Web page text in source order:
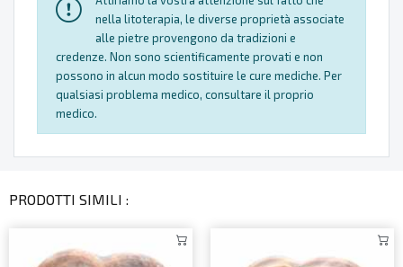
nella litoterapia, le diverse proprietà associate
alle pietre provengono da tradizioni e
credenze. Non sono scientificamente provati e non
possono in alcun modo sostituire le cure mediche. Per
qualsiasi problema medico, consultare il proprio
medico.
PRODOTTI SIMILI :